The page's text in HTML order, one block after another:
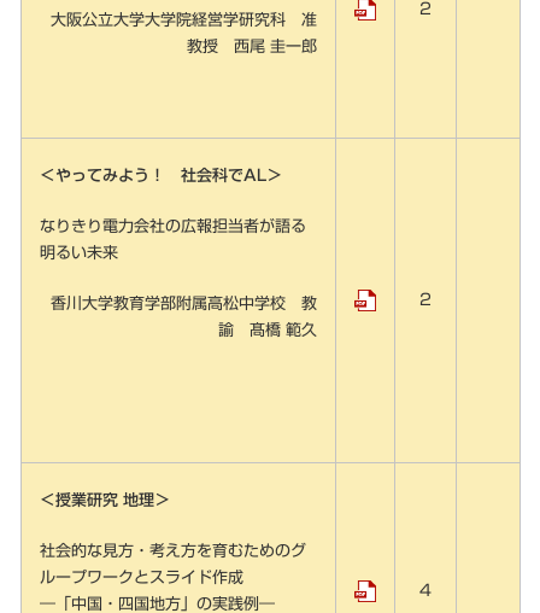
大阪公立大学大学院経営学研究科 准
教授 西尾 圭一郎
2
＜やってみよう！ 社会科でAL＞
なりきり電力会社の広報担当者が語る
明るい未来
香川大学教育学部附属高松中学校 教
諭 髙橋 範久
2
＜授業研究 地理＞
社会的な見方・考え方を育むためのグ
ループワークとスライド作成
―「中国・四国地方」の実践例―
4